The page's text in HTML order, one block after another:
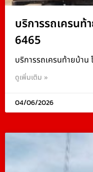
บริการรถเครนท้
6465
บริการรถเครนท้ายบ้าน
ดูเพิ่มเติม »
04/06/2026